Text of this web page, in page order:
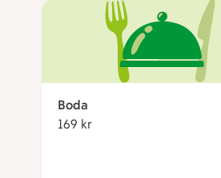
Boda
169 kr